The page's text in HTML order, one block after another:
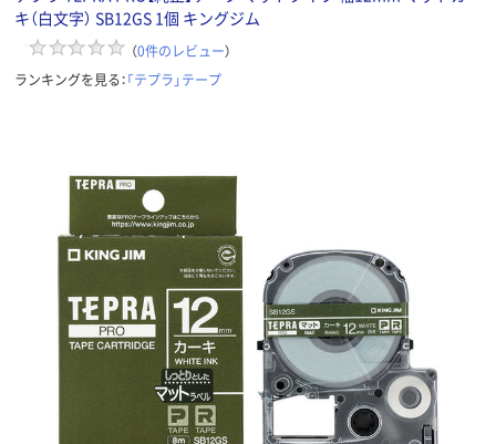
キ（白文字） SB12GS 1個 キングジム
（0件のレビュー）
ランキングを見る：「テプラ」テープ